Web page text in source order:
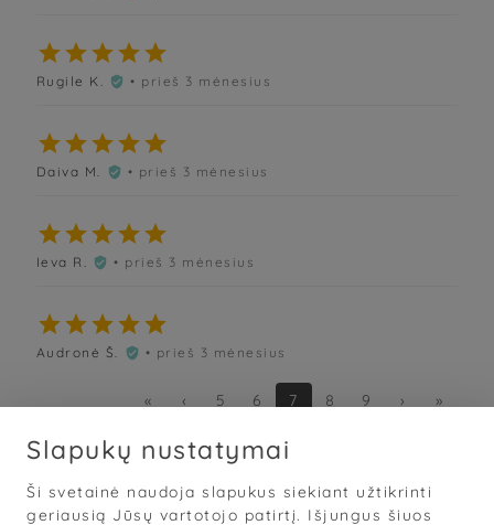

Rugile K.  • prieš 3 mėnesius

Daiva M.  • prieš 3 mėnesius

Ieva R.  • prieš 3 mėnesius

Audronė Š.  • prieš 3 mėnesius
« ‹ 5 6 7 8 9 › »
Slapukų nustatymai
Ši svetainė naudoja slapukus siekiant užtikrinti
geriausią Jūsų vartotojo patirtį. Išjungus šiuos
Sąlygos · Privatumas · Slapukai